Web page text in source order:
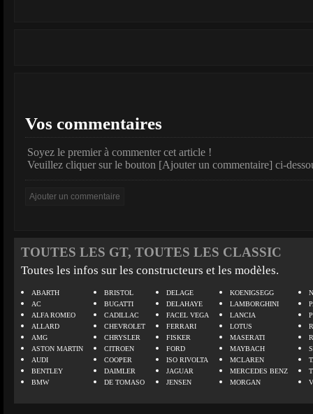
Vos commentaires
Soyez le premier à commenter cet article !
Veuillez cliquer sur le bouton [Ajouter un commentaire] ci-
TOUTES LES GT, TOUTES LES CLASSIC
Toutes les infos sur les constructeurs et les modèles.
ABARTH
AC
ALFA ROMEO
ALLARD
AMG
ASTON MARTIN
AUDI
BENTLEY
BMW
BRISTOL
BUGATTI
CADILLAC
CHEVROLET
CHRYSLER
CITROEN
COOPER
DAIMLER
DE TOMASO
DELAGE
DELAHAYE
FACEL VEGA
FERRARI
FISKER
FORD
ISO RIVOLTA
JAGUAR
JENSEN
KOENIGSEGG
LAMBORGHINI
LANCIA
LOTUS
MASERATI
MAYBACH
MCLAREN
MERCEDES BENZ
MORGAN